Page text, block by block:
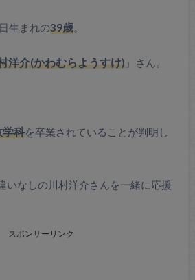
生まれの39歳。
洋介(かわむらようすけ)」さん。
学科を卒業されていることが判明し
いなしの川村洋介さんを一緒に応援
スポンサーリンク